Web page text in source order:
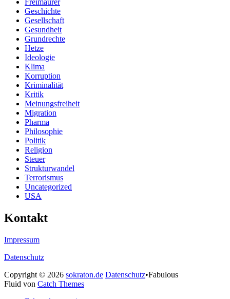
Geschichte
Gesellschaft
Gesundheit
Grundrechte
Hetze
Ideologie
Klima
Korruption
Kriminalität
Kritik
Meinungsfreiheit
Migration
Pharma
Philosophie
Politik
Religion
Steuer
Strukturwandel
Terrorismus
Uncategorized
USA
Kontakt
Impressum
Datenschutz
Copyright © 2026 sokraton.de Datenschutz•Fabulous
Fluid von Catch Themes